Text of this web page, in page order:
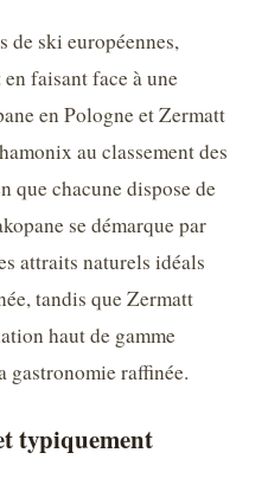
de ski européennes,
faisant face à une
en Pologne et Zermatt
au classement des
que chacune dispose de
se démarque par
attraits naturels idéals
tandis que Zermatt
haut de gamme
gastronomie raffinée.
typiquement